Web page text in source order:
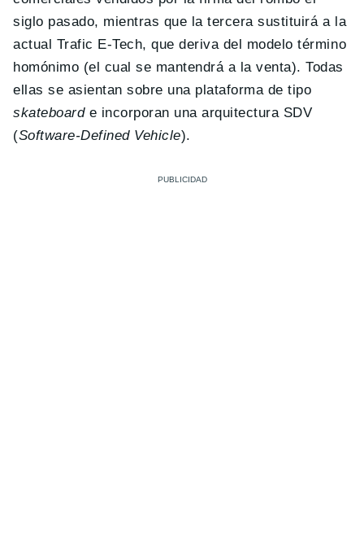
siglo pasado, mientras que la tercera sustituirá a la
actual Trafic E-Tech, que deriva del modelo término
homónimo (el cual se mantendrá a la venta). Todas
ellas se asientan sobre una plataforma de tipo
skateboard e incorporan una arquitectura SDV
(Software-Defined Vehicle).